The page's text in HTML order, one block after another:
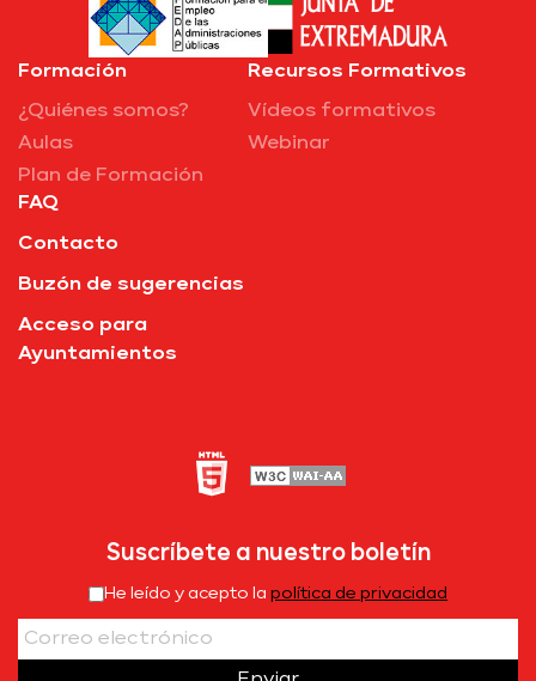
Formación
¿Quiénes somos?
Aulas
Plan de Formación
Recursos Formativos
Vídeos formativos
Webinar
FAQ
Contacto
Buzón de sugerencias
Acceso para
Ayuntamientos
Suscríbete a nuestro boletín
He leído y acepto la política de privacidad